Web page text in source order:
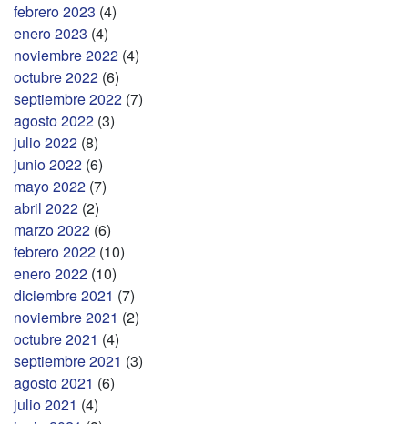
febrero 2023 (4)
enero 2023 (4)
noviembre 2022 (4)
octubre 2022 (6)
septiembre 2022 (7)
agosto 2022 (3)
julio 2022 (8)
junio 2022 (6)
mayo 2022 (7)
abril 2022 (2)
marzo 2022 (6)
febrero 2022 (10)
enero 2022 (10)
diciembre 2021 (7)
noviembre 2021 (2)
octubre 2021 (4)
septiembre 2021 (3)
agosto 2021 (6)
julio 2021 (4)